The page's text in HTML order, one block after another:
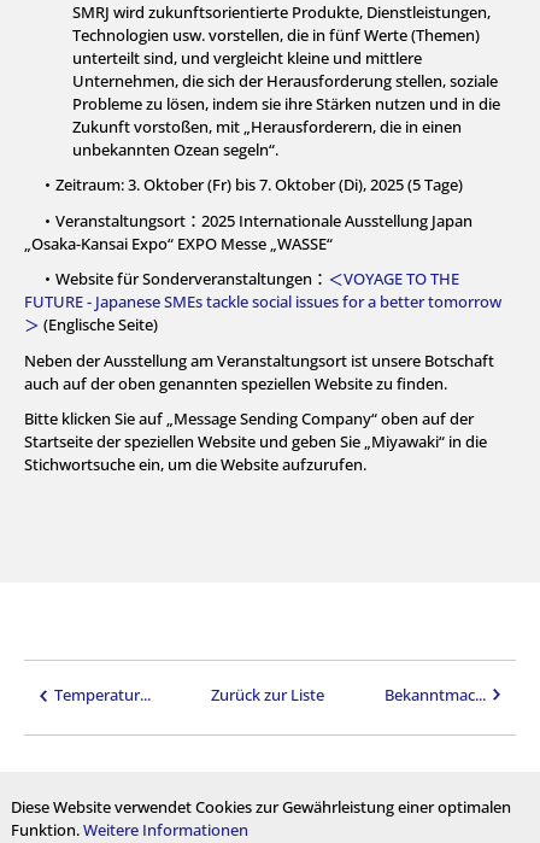
SMRJ wird zukunftsorientierte Produkte, Dienstleistungen,
Technologien usw. vorstellen, die in fünf Werte (Themen)
unterteilt sind, und vergleicht kleine und mittlere
Unternehmen, die sich der Herausforderung stellen, soziale
Probleme zu lösen, indem sie ihre Stärken nutzen und in die
Zukunft vorstoßen, mit „Herausforderern, die in einen
unbekannten Ozean segeln“.
・Zeitraum: 3. Oktober (Fr) bis 7. Oktober (Di), 2025 (5 Tage)
・Veranstaltungsort：2025 Internationale Ausstellung Japan
„Osaka-Kansai Expo“ EXPO Messe „WASSE“
・Website für Sonderveranstaltungen： ＜VOYAGE TO THE
FUTURE - Japanese SMEs tackle social issues for a better tomorrow
＞ (Englische Seite)
Neben der Ausstellung am Veranstaltungsort ist unsere Botschaft
auch auf der oben genannten speziellen Website zu finden.
Bitte klicken Sie auf „Message Sending Company“ oben auf der
Startseite der speziellen Website und geben Sie „Miyawaki“ in die
Stichwortsuche ein, um die Website aufzurufen.
Temperatur... Zurück zur Liste Bekanntmac...
Diese Website verwendet Cookies zur Gewährleistung einer optimalen
Funktion.Weitere Informationen